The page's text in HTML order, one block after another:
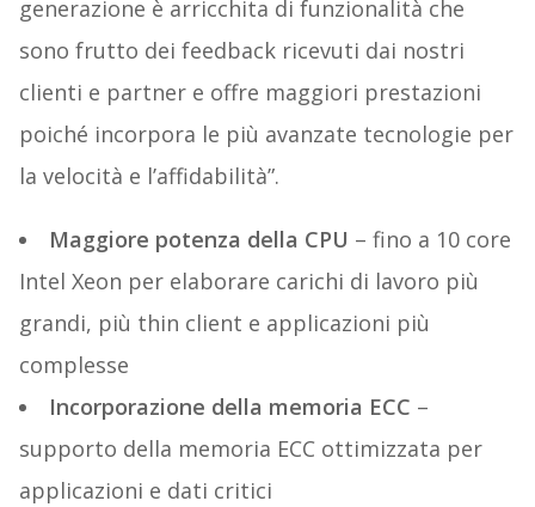
generazione è arricchita di funzionalità che
sono frutto dei feedback ricevuti dai nostri
clienti e partner e offre maggiori prestazioni
poiché incorpora le più avanzate tecnologie per
la velocità e l’affidabilità”.
Maggiore potenza della CPU – fino a 10 core
Intel Xeon per elaborare carichi di lavoro più
grandi, più thin client e applicazioni più
complesse
Incorporazione della memoria ECC –
supporto della memoria ECC ottimizzata per
applicazioni e dati critici